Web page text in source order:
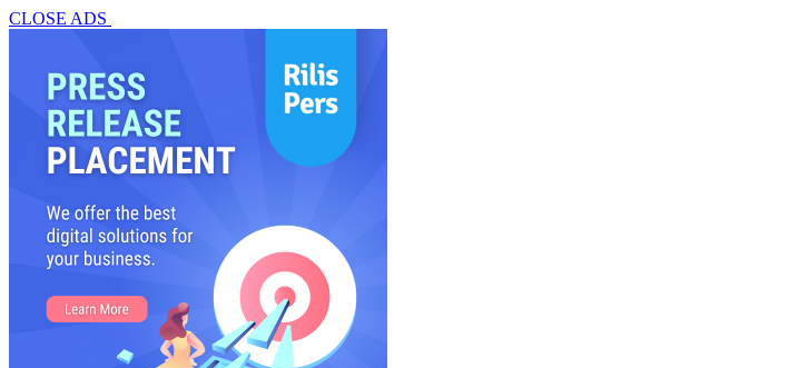
CLOSE ADS